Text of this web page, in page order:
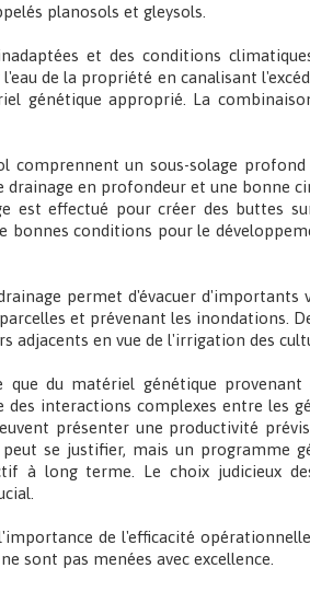
planosols et gleysols.
et des conditions
de la propriété en canalisant
génétique approprié. La
comprennent un sous-solage
en profondeur et une bonne
est effectué pour créer des buttes
bonnes conditions pour le
permet d'évacuer
et prévenant les inondations.
adjacents en vue de l'irrigation des
que du matériel génétique
interactions complexes entre les
présenter une productivité
se justifier, mais un programme
à long terme. Le choix judicieux
de l'efficacité
sont pas menées avec excellence.